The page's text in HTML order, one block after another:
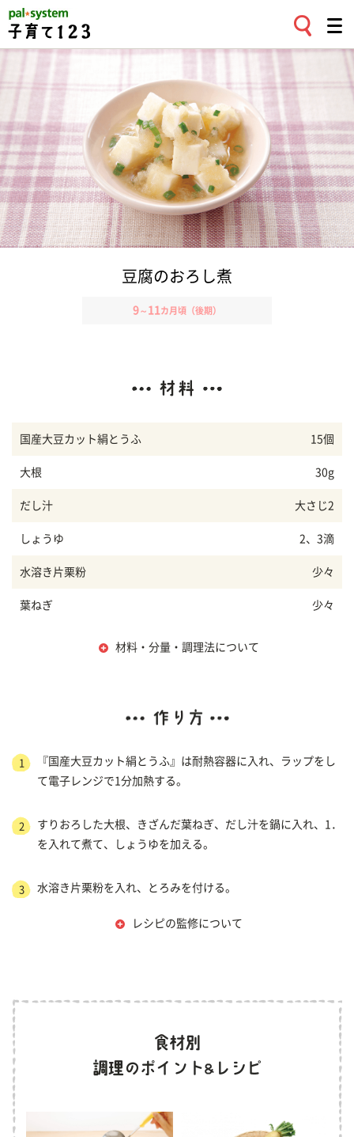
豆腐のおろし煮
9～ 11 カ月頃（後期）
国産大豆カット絹とうふ 15個
大根 30g
だし汁 大さじ2
しょうゆ 2、3滴
水溶き片栗粉 少々
葉ねぎ 少々
材料・分量・調理法について
1
『国産大豆カット絹とうふ』は耐熱容器に入れ、ラップをし
て電子レンジで1分加熱する。
2
すりおろした大根、きざんだ葉ねぎ、だし汁を鍋に入れ、1．
を入れて煮て、しょうゆを加える。
3 水溶き片栗粉を入れ、とろみを付ける。
レシピの監修について